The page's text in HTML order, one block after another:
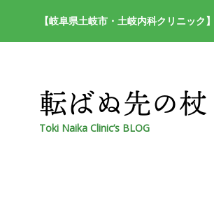
【岐阜県土岐市・土岐内科クリニック
Toki Naika Clinic’s BLOG